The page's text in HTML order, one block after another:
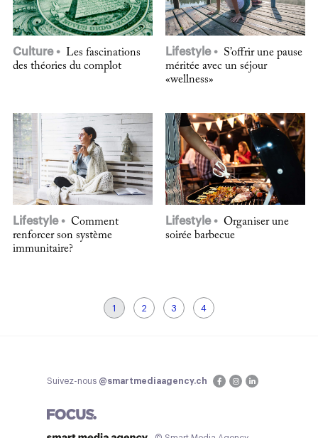
Culture
Les fascinations
des théories du complot
Lifestyle
S’offrir une pause
méritée avec un séjour
«wellness»
Lifestyle
Comment
renforcer son système
immunitaire?
Lifestyle
Organiser une
soirée barbecue
1 2 3 4
Suivez-nous @smartmediaagency.ch